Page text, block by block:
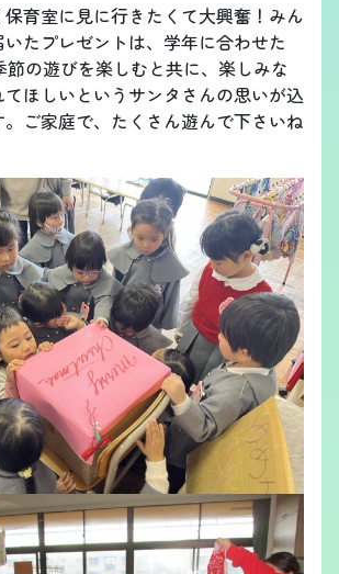
育室に見に行きたくて大興奮！みん
たプレゼントは、学年に合わせた
節の遊びを楽しむと共に、楽しみな
ほしいというサンタさんの思いが込
ご家庭で、たくさん遊んで下さいね